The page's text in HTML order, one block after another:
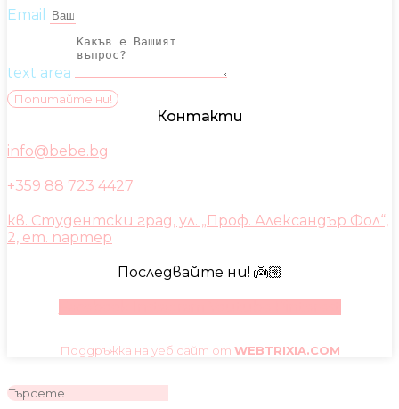
Email
text area
Попитайте ни!
Контакти
info@bebe.bg
+359 88 723 4427
кв. Студентски град, ул. „Проф. Александър Фол“,
2, ет. партер
Последвайте ни! 👼🏼
Поддръжка на уеб сайт от WEBTRIXIA.COM